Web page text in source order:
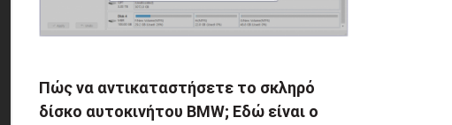
Πώς να αντικαταστήσετε το σκληρό
δίσκο αυτοκινήτου BMW; Εδώ είναι ο